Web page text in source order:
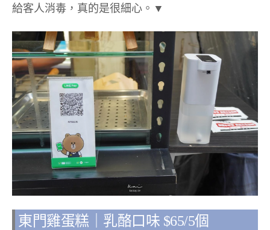
給客人消毒，真的是很細心。▼
東門雞蛋糕｜乳酪口味 $65/5個